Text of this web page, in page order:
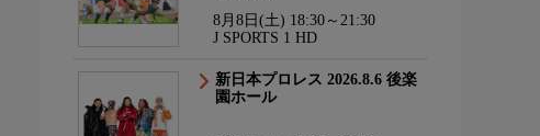
8月8日(土) 18:30～21:30
J SPORTS 1 HD
新日本プロレス 2026.8.6 後楽
園ホール